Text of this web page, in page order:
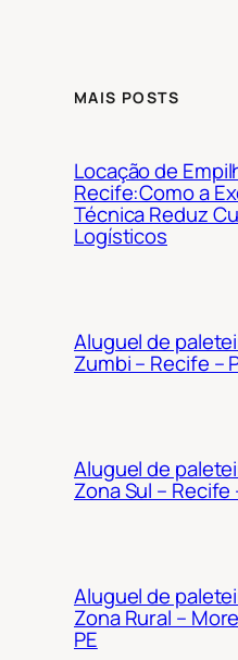
MAIS POSTS
Locação de
Recife:Como a
Técnica Reduz
Logísticos
Aluguel de
Zumbi – Recife –
Aluguel de
Zona Sul – Recife
Aluguel de
Zona Rural –
PE